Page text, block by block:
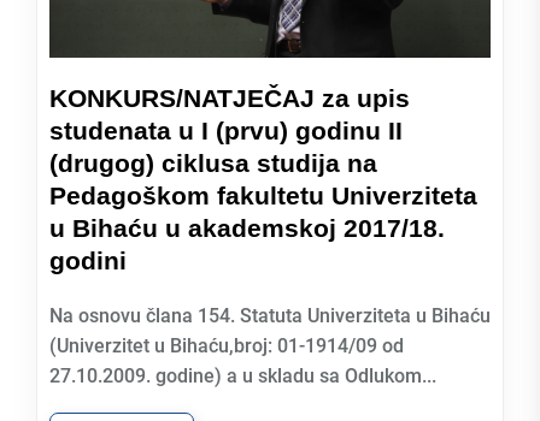
KONKURS/NATJEČAJ za upis
studenata u I (prvu) godinu II
(drugog) ciklusa studija na
Pedagoškom fakultetu Univerziteta
u Bihaću u akademskoj 2017/18.
godini
Na osnovu člana 154. Statuta Univerziteta u Bihaću
(Univerzitet u Bihaću,broj: 01-1914/09 od
27.10.2009. godine) a u skladu sa Odlukom...